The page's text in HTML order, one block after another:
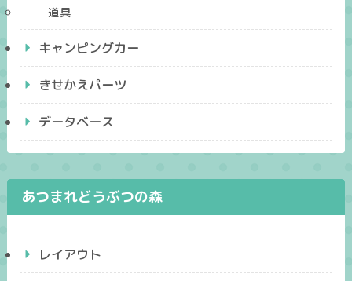
道具
キャンピングカー
きせかえパーツ
データベース
あつまれどうぶつの森
レイアウト